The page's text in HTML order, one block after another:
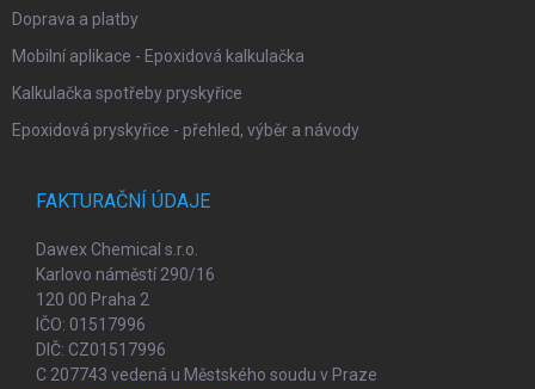
Doprava a platby
Mobilní aplikace - Epoxidová kalkulačka
Kalkulačka spotřeby pryskyřice
Epoxidová pryskyřice - přehled, výběr a návody
FAKTURAČNÍ ÚDAJE
Dawex Chemical s.r.o.
Karlovo náměstí 290/16
120 00 Praha 2
IČO: 01517996
DIČ: CZ01517996
C 207743 vedená u Městského soudu v Praze